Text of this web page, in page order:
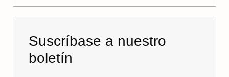
Suscríbase a nuestro
boletín